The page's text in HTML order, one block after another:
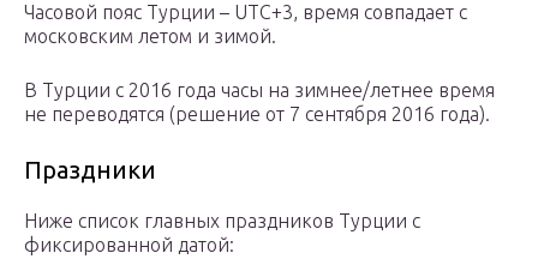
Часовой пояс Турции – UTC+3, время совпадает с
московским летом и зимой.
В Турции с 2016 года часы на зимнее/летнее время
не переводятся (решение от 7 сентября 2016 года).
Праздники
Ниже список главных праздников Турции с
фиксированной датой: